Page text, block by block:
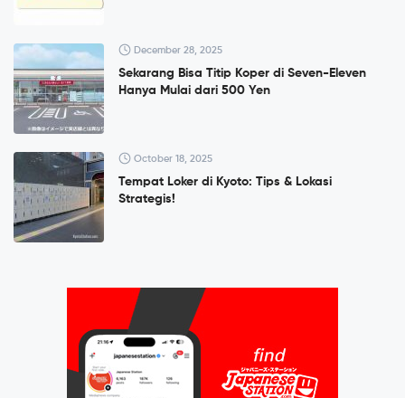
December 28, 2025
Sekarang Bisa Titip Koper di Seven-Eleven
Hanya Mulai dari 500 Yen
October 18, 2025
Tempat Loker di Kyoto: Tips & Lokasi
Strategis!